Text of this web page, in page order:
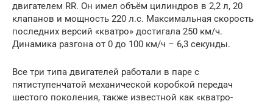
двигателем RR. Он имел объём цилиндров в 2,2 л, 20
клапанов и мощность 220 л.с. Максимальная скорость
последних версий «кватро» достигала 250 км/ч.
Динамика разгона от 0 до 100 км/ч – 6,3 секунды.
Все три типа двигателей работали в паре с
пятиступенчатой механической коробкой передач
шестого поколения, также известной как «кватро-